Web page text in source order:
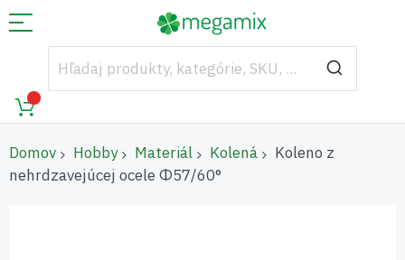
Domov Hobby Materiál Kolená
Koleno z
nehrdzavejúcej ocele Φ57/60°